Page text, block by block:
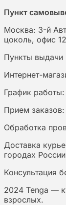
Пункт
Москва: 3-й
цоколь, офис
Пункты выдачи
Интернет-
График
Прием заказов:
Обработка
Доставка
городах
Консультация
2024 Tenga —
взрослых.